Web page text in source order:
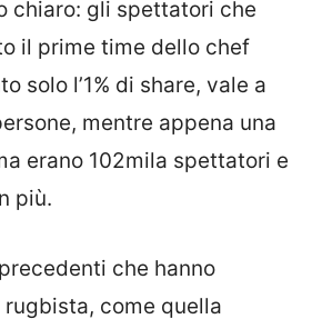
chiaro: gli spettatori che
il prime time dello chef
solo l’1% di share, vale a
mentre appena una
erano 102mila spettatori e
più.
che hanno
rugbista, come quella